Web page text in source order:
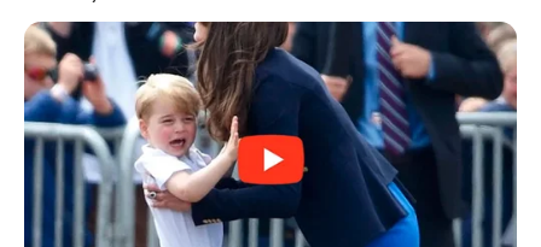
MG 4X: SUV Listrik Kompak dengan Baterai Semi-
Solid-State & Range 610 Km
Maextro V800: MPV Ultra-Mewah EREV 531 HP
Penantang Toyota Alphard
LIHAT LAINNYA